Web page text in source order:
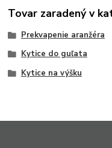
Tovar zaradený v
Prekvapenie aranžéra
Kytice do guľata
Kytice na výšku